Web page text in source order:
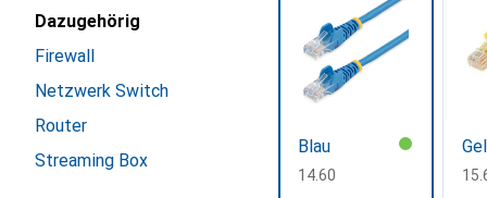
Dazugehörig
Firewall
Netzwerk Switch
Router
Streaming Box
Blau
CHF
14.60